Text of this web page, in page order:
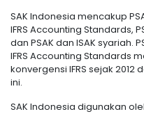
SAK Indonesia mencakup
IFRS Accounting Standards,
dan PSAK dan ISAK syariah.
IFRS Accounting Standards
konvergensi IFRS sejak
ini.
SAK Indonesia digunakan